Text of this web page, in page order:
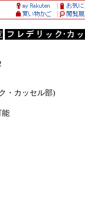
・カッセル部)
能